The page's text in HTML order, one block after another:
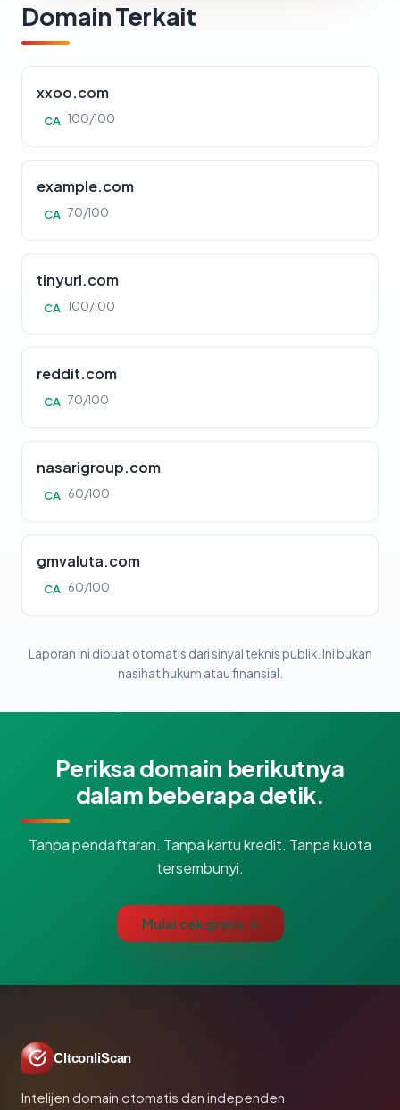
Domain Terkait
xxoo.com
CA 100/100
example.com
CA 70/100
tinyurl.com
CA 100/100
reddit.com
CA 70/100
nasarigroup.com
CA 60/100
gmvaluta.com
CA 60/100
Laporan ini dibuat otomatis dari sinyal teknis publik. Ini bukan
nasihat hukum atau finansial.
Periksa domain berikutnya
dalam beberapa detik.
Tanpa pendaftaran. Tanpa kartu kredit. Tanpa kuota
tersembunyi.
Mulai cek gratis →
CltconliScan
Intelijen domain otomatis dan independen